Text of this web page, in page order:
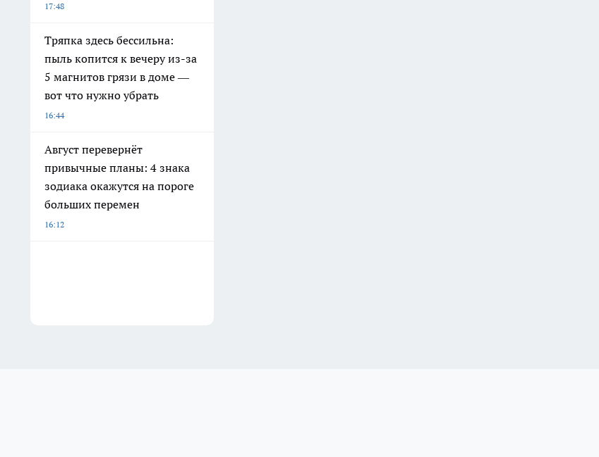
17:48
Тряпка здесь бессильна:
пыль копится к вечеру из-за
5 магнитов грязи в доме —
вот что нужно убрать
16:44
Август перевернёт
привычные планы: 4 знака
зодиака окажутся на пороге
больших перемен
16:12